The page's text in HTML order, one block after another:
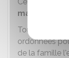
maximum
Toutefois, il
ordonnées
de la famille